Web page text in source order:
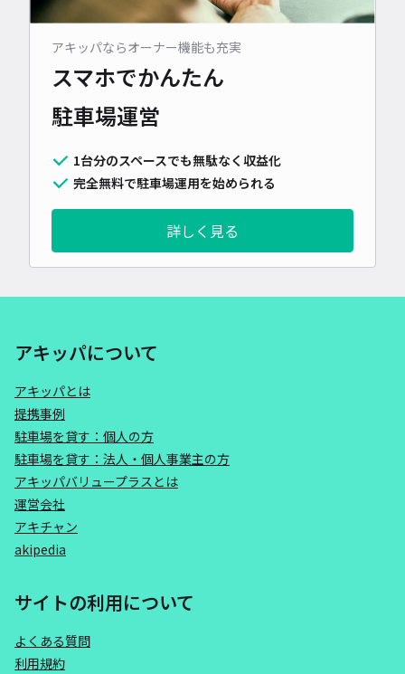
アキッパならオーナー機能も充実
スマホでかんたん
駐車場運営
1台分のスペースでも無駄なく収益化
完全無料で駐車場運用を始められる
詳しく見る
アキッパについて
アキッパとは
提携事例
駐車場を貸す：個人の方
駐車場を貸す：法人・個人事業主の方
アキッパバリュープラスとは
運営会社
アキチャン
akipedia
サイトの利用について
よくある質問
利用規約